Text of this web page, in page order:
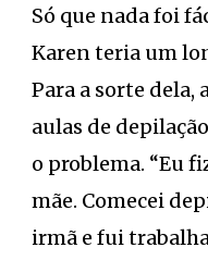
Só que nada foi
Karen teria um
Para a sorte dela,
aulas de
o problema. “Eu
mãe. Comecei
irmã e fui